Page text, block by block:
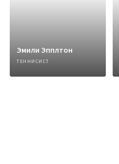
Эмили Эпплтон
ТЕННИСИСТ